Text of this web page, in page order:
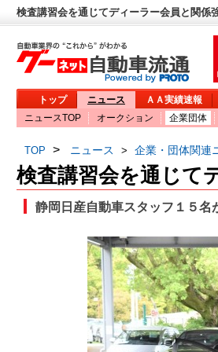
検査講習会を通じてディーラー会員と関係
トップ ニュース
ＡＡ実績速報
ニュースTOP
オークション 企業団体
TOP > ニュース > 企業・団体関連
検査講習会を通じて
静岡日産自動車スタッフ１５名